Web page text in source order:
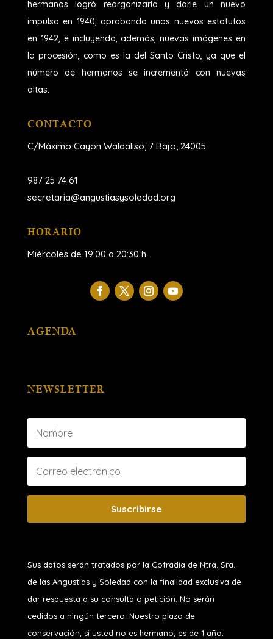
hermanos logró reorganizarla y darle un nuevo
impulso en 1940, aprobando unos nuevos estatutos
en 1942, e incluyendo, además, nuevas imágenes en
la procesión, como es la del Santo Cristo, ya que el
número de hermanos se incrementó con nuevas
altas.
CONTACTO
C/Máximo Cayon Waldaliso, 7 Bajo, 24005
987 25 74 61
secretaria@angustiasysoledad.org
HORARIO
Miércoles de 19:00 a 20:30 h.
AGENDA
NEWSLETTER
Suscribirse
Sus datos serán tratados por la Cofradía de Ntra. Sra.
de las Angustias y Soledad con la finalidad exclusiva de
dar respuesta a su consulta o petición. No serán
cedidos a ningún tercero. Nuestro plazo de
conservación, si usted no es hermano, es de 1 año.